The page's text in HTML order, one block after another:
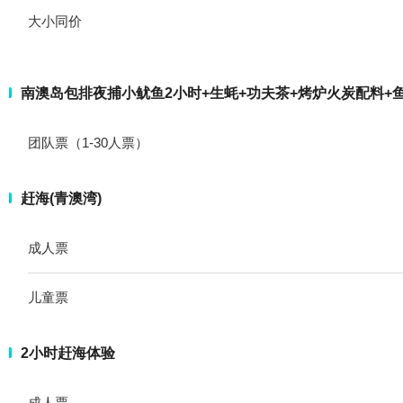
大小同价
南澳岛包排夜捕小鱿鱼2小时+生蚝+功夫茶+烤炉火炭配料+
团队票（1-30人票）
赶海(青澳湾)
成人票
儿童票
2小时赶海体验